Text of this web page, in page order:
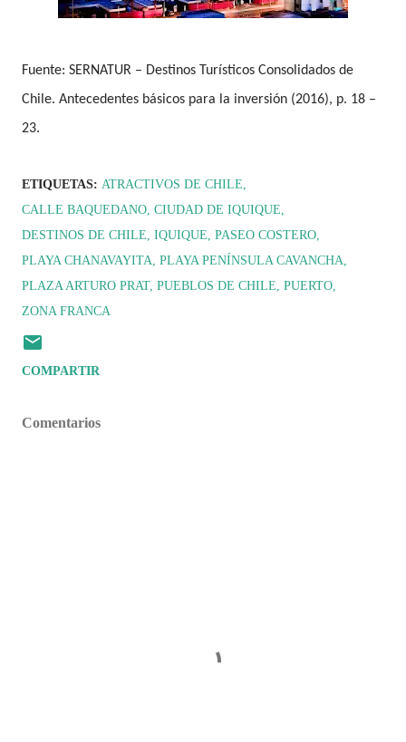
Fuente: SERNATUR – Destinos Turísticos Consolidados de
Chile. Antecedentes básicos para la inversión (2016), p. 18 –
23.
ETIQUETAS: ATRACTIVOS DE CHILE
CALLE BAQUEDANO CIUDAD DE IQUIQUE
DESTINOS DE CHILE IQUIQUE PASEO COSTERO
PLAYA CHANAVAYITA PLAYA PENÍNSULA CAVANCHA
PLAZA ARTURO PRAT PUEBLOS DE CHILE PUERTO
ZONA FRANCA
COMPARTIR
Comentarios